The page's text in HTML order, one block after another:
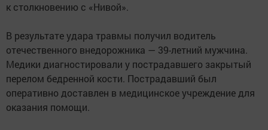
к столкновению с «Нивой».
В результате удара травмы получил водитель
отечественного внедорожника — 39-летний мужчина.
Медики диагностировали у пострадавшего закрытый
перелом бедренной кости. Пострадавший был
оперативно доставлен в медицинское учреждение для
оказания помощи.